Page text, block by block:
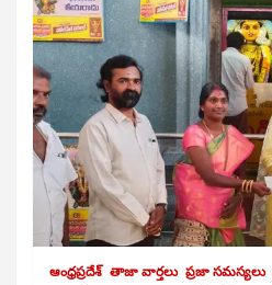
ఆంధ్రప్రదేశ్ తాజా వార్తలు ప్రజా సమస్యలు